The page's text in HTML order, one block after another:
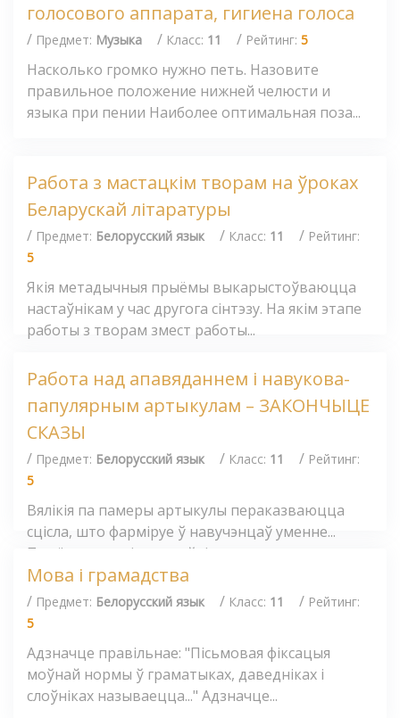
голосового аппарата, гигиена голоса
/ Предмет: Музыка / Класс: 11 / Рейтинг: 5
Насколько громко нужно петь. Назовите
правильное положение нижней челюсти и
языка при пении Наиболее оптимальная поза...
Работа з мастацкім творам на ўроках
Беларускай літаратуры
/ Предмет: Белорусский язык / Класс: 11 / Рейтинг:
5
Якія метадычныя прыёмы выкарыстоўваюцца
настаўнікам у час другога сінтэзу. На якім этапе
работы з творам змест работы...
Работа над апавяданнем і навукова-
папулярным артыкулам – ЗАКОНЧЫЦЕ
СКАЗЫ
/ Предмет: Белорусский язык / Класс: 11 / Рейтинг:
5
Вялікія па памеры артыкулы пераказваюцца
сцісла, што фарміруе ў навучэнцаў уменне...
Прыём, пры якім настаўнік загадзя...
Мова і грамадства
/ Предмет: Белорусский язык / Класс: 11 / Рейтинг:
5
Адзначце правільнае: "Пісьмовая фіксацыя
моўнай нормы ў граматыках, даведніках і
слоўніках называецца..." Адзначце...